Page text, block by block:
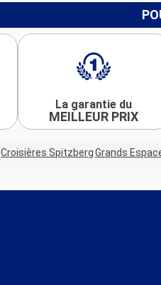
La garantie du
MEILLEUR PRIX
Croisières SpitzbergGrands